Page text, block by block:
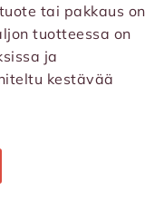
tai pakkaus on
tuotteessa on
ja
kestävää